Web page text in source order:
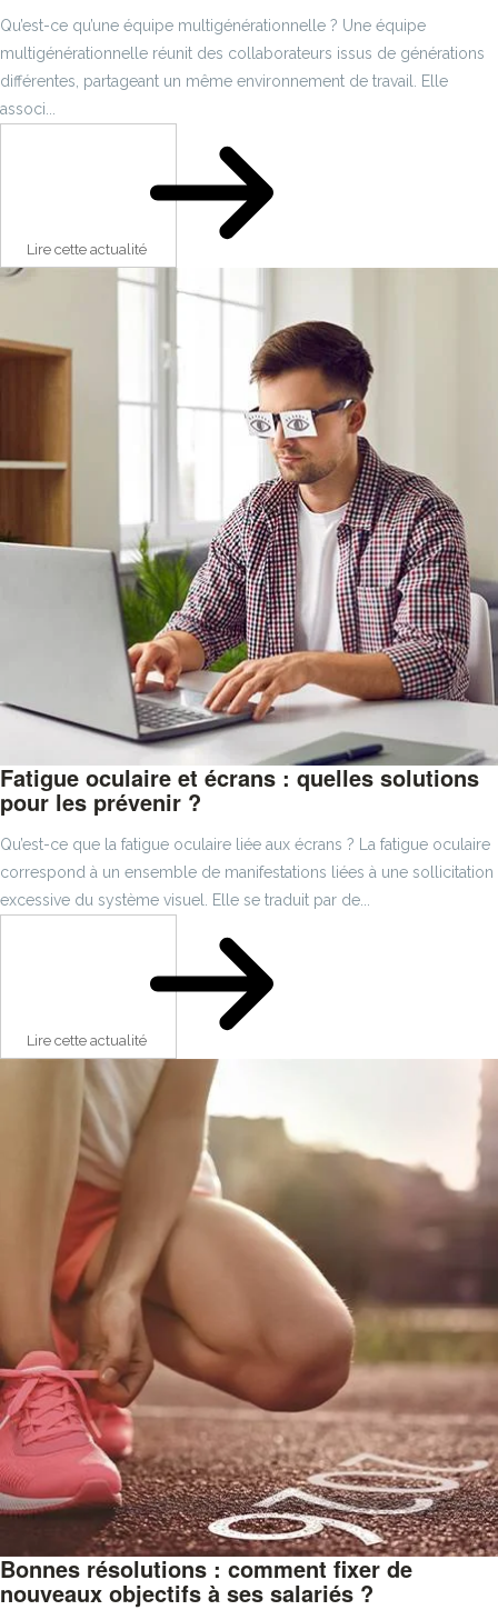
Qu’est-ce qu’une équipe multigénérationnelle ? Une équipe
multigénérationnelle réunit des collaborateurs issus de générations
différentes, partageant un même environnement de travail. Elle
associ...
Lire cette actualité
Fatigue oculaire et écrans : quelles solutions
pour les prévenir ?
Qu’est-ce que la fatigue oculaire liée aux écrans ? La fatigue oculaire
correspond à un ensemble de manifestations liées à une sollicitation
excessive du système visuel. Elle se traduit par de...
Lire cette actualité
Bonnes résolutions : comment fixer de
nouveaux objectifs à ses salariés ?